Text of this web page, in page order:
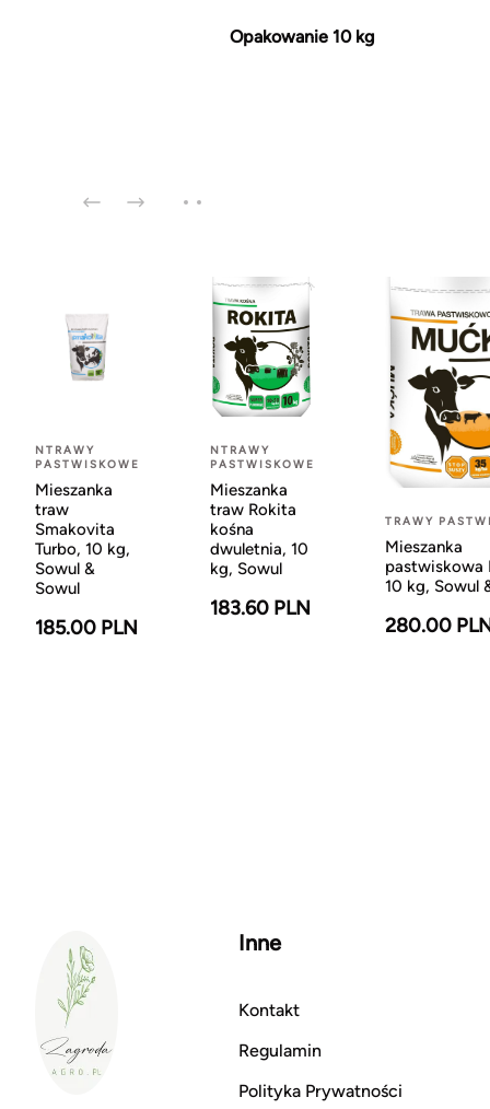
Opakowanie 10 kg
NTRAWY
PASTWISKOWE
Mieszanka
traw
Smakovita
Turbo, 10 kg,
Sowul &
Sowul
185.00 PLN
NTRAWY
PASTWISKOWE
Mieszanka
traw Rokita
kośna
dwuletnia, 10
kg, Sowul
183.60 PLN
TRAWY
Mieszanka
pastwiskowa
10 kg, Sowul
280.00
Inne
Kontakt
Regulamin
Polityka Prywatności